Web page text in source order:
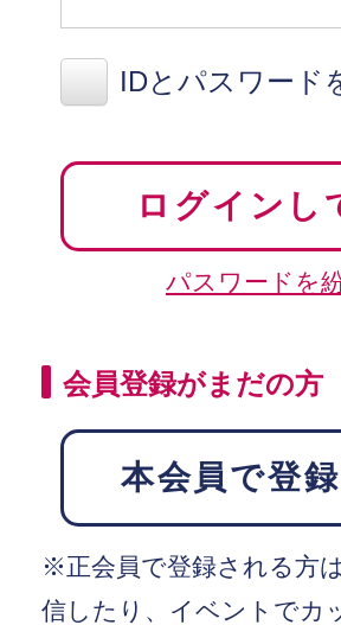
IDとパスワード
ログインし
パスワードを
会員登録がまだの方
本会員で登
※正会員で登録される方
信したり、イベントでカ